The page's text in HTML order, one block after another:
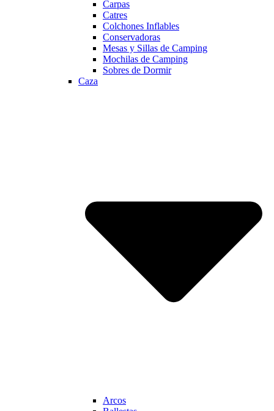
Carpas
Catres
Colchones Inflables
Conservadoras
Mesas y Sillas de Camping
Mochilas de Camping
Sobres de Dormir
Caza
Arcos